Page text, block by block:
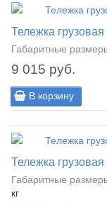
Тележка
Габаритные
9 015 руб.
В корзину
Тележка
Габаритные
кг